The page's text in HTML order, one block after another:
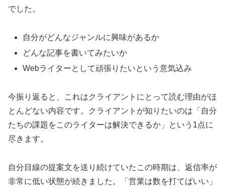
でした。
自分がどんなジャンルに興味があるか
どんな記事を書いてみたいか
Webライターとして頑張りたいという意気込み
今振り返ると、これはクライアントにとって読む理由がほ
とんどない内容です。クライアントが知りたいのは「自分
たちの課題をこのライターは解決できるか」という1点に
尽きます。
自分目線の提案文を送り続けていたこの時期は、返信率が
非常に低い状態が続きました。「営業は数を打てばいい」